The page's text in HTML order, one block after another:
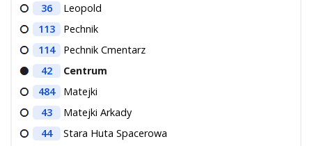
36
Leopold
113
Pechnik
114
Pechnik Cmentarz
42
Centrum
484
Matejki
43
Matejki Arkady
44
Stara Huta Spacerowa